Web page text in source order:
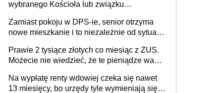
wybranego Kościoła lub związku
nad zmianami w systemie finansowania
Zamiast pokoju w DPS-ie, senior otrzyma
nowe mieszkanie i to niezależnie od sytuacji
wsparcia dla osób po 60 roku życia
Prawie 2 tysiące złotych co miesiąc z ZUS.
Możecie nie wiedzieć, że te pieniądze wam
Na wypłatę renty wdowiej czeka się nawet
13 miesięcy, bo urzędy tyle wymieniają się